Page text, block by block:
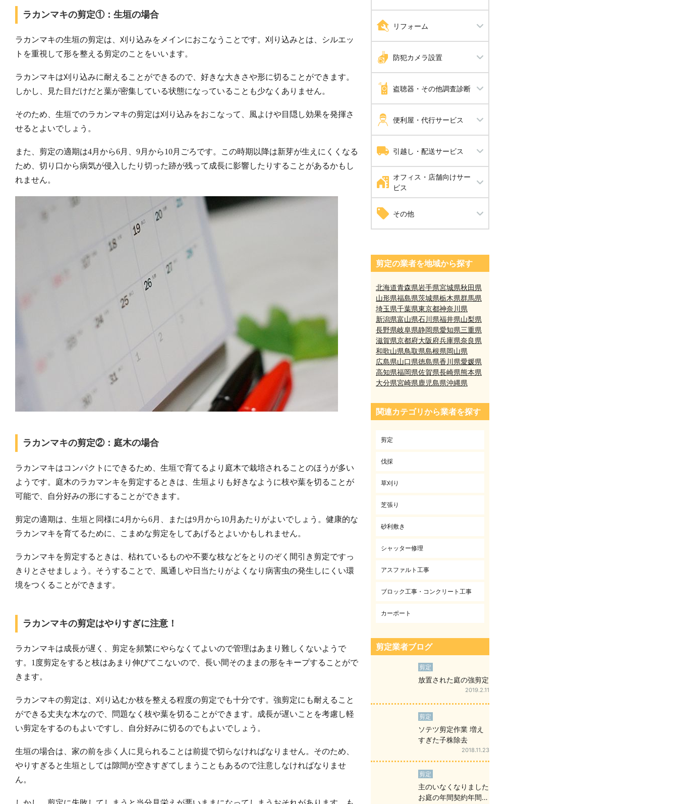
ラカンマキの剪定①：生垣の場合
ラカンマキの生垣の剪定は、刈り込みをメインにおこなうことです。刈り込みとは、シルエッ
トを重視して形を整える剪定のことをいいます。
ラカンマキは刈り込みに耐えることができるので、好きな大きさや形に切ることができます。
しかし、見た目だけだと葉が密集している状態になっていることも少なくありません。
そのため、生垣でのラカンマキの剪定は刈り込みをおこなって、風よけや目隠し効果を発揮さ
せるとよいでしょう。
また、剪定の適期は4月から6月、9月から10月ごろです。この時期以降は新芽が生えにくくなる
ため、切り口から病気が侵入したり切った跡が残って成長に影響したりすることがあるかもし
れません。
ラカンマキの剪定②：庭木の場合
ラカンマキはコンパクトにできるため、生垣で育てるより庭木で栽培されることのほうが多い
ようです。庭木のラカマンキを剪定するときは、生垣よりも好きなように枝や葉を切ることが
可能で、自分好みの形にすることができます。
剪定の適期は、生垣と同様に4月から6月、または9月から10月あたりがよいでしょう。健康的な
ラカンマキを育てるために、こまめな剪定をしてあげるとよいかもしれません。
ラカンマキを剪定するときは、枯れているものや不要な枝などをとりのぞく間引き剪定ですっ
きりとさせましょう。そうすることで、風通しや日当たりがよくなり病害虫の発生しにくい環
境をつくることができます。
ラカンマキの剪定はやりすぎに注意！
ラカンマキは成長が遅く、剪定を頻繁にやらなくてよいので管理はあまり難しくないようで
す。1度剪定をすると枝はあまり伸びてこないので、長い間そのままの形をキープすることがで
きます。
ラカンマキの剪定は、刈り込むか枝を整える程度の剪定でも十分です。強剪定にも耐えること
ができる丈夫な木なので、問題なく枝や葉を切ることができます。成長が遅いことを考慮し軽
い剪定をするのもよいですし、自分好みに切るのでもよいでしょう。
生垣の場合は、家の前を歩く人に見られることは前提で切らなければなりません。そのため、
やりすぎると生垣としては隙間が空きすぎてしまうこともあるので注意しなければなりませ
ん。
ピアノ調律 ピアノ修理
屋根工事
解体工事
外壁塗装・外壁工事
外張り断熱工事
リフォーム
内装工事
手すり設置
断熱工事
耐震工事
防犯カメラ設置
防犯カメラ設置
盗聴器・その他調査診断
盗聴器調査
便利屋・代行サービス
家具組立・移動
引越し・配送サービス
引越しオフィス・店舗向けサー
ビス
自動ドア修理
その他
剪定の業者を地域から探す
北海道青森県岩手県宮城県秋田県
山形県福島県茨城県栃木県群馬県
埼玉県千葉県東京都神奈川県
新潟県富山県石川県福井県山梨県
長野県岐阜県静岡県愛知県三重県
滋賀県京都府大阪府兵庫県奈良県
和歌山県鳥取県島根県岡山県
広島県山口県徳島県香川県愛媛県
高知県福岡県佐賀県長崎県熊本県
大分県宮崎県鹿児島県沖縄県
関連カテゴリから業者を探す
剪定
伐採
草刈り
芝張り
砂利敷き
シャッター修理
アスファルト工事
ブロック工事・コンクリート工事
カーポート
剪定業者ブログ
剪定
放置された庭の強剪定
2019.2.11
剪定
ソテツ剪定作業 増え
すぎた子株除去
2018.11.23
剪定
主のいなくなりました
お庭の年間契約年間管